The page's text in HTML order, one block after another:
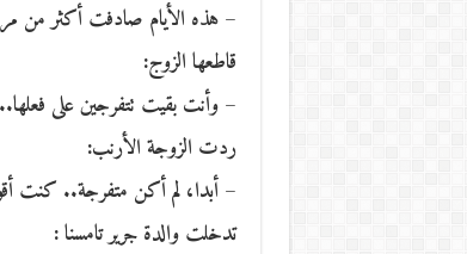
– هذه الأيام صادفت أكثر من
قاطعها الزوج:
– وأنت بقيت تتفرجين على
ردت الزوجة الأرنب:
– أبدا، لم أكن متفرجة.. كنت
تدخلت والدة جرير تامسنا :